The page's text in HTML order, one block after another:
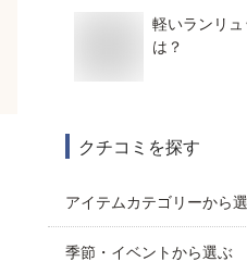
軽いランリ
は？
クチコミを探す
アイテムカテゴリーから
季節・イベントから選ぶ